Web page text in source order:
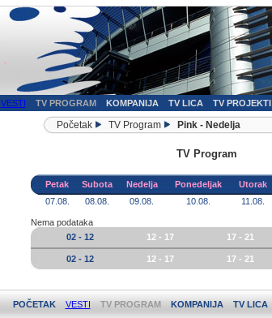
VESTI TV PROGRAM KOMPANIJA TV LICA TV PROJEKTI
Početak TV Program Pink - Nedelja
TV Program
Petak Subota Nedelja Ponedeljak Utorak
07.08.
08.08. 09.08. 10.08. 11.08.
Nema podataka
02 - 12
12 - 17 17 - 21
02 - 12 12 - 17 17 - 21
POČETAK VESTI TV PROGRAM KOMPANIJA TV LICA